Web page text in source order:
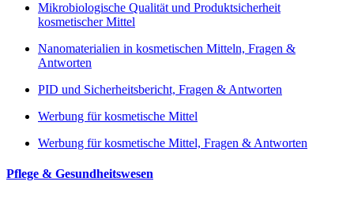
Mikrobiologische Qualität und Produktsicherheit
kosmetischer Mittel
Nanomaterialien in kosmetischen Mitteln, Fragen &
Antworten
PID und Sicherheitsbericht, Fragen & Antworten
Werbung für kosmetische Mittel
Werbung für kosmetische Mittel, Fragen & Antworten
Pflege & Gesundheitswesen